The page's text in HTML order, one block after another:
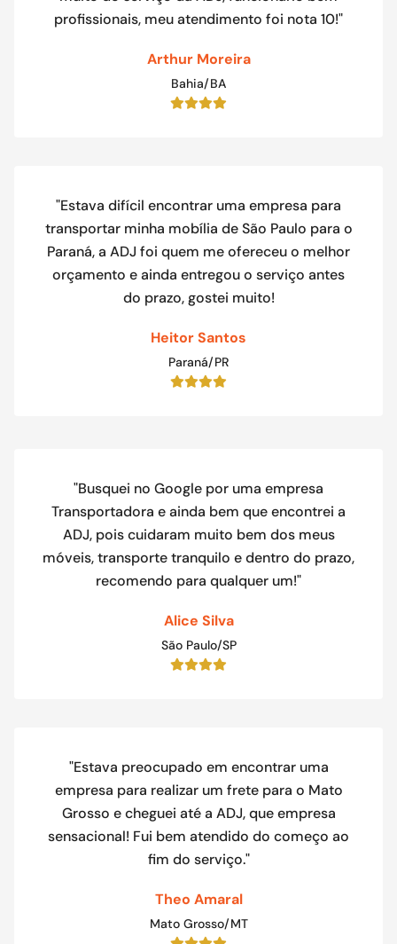
profissionais, meu atendimento foi nota 10!"
Arthur Moreira
Bahia/BA
"Estava difícil encontrar uma empresa para
transportar minha mobília de São Paulo para o
Paraná, a ADJ foi quem me ofereceu o melhor
orçamento e ainda entregou o serviço antes
do prazo, gostei muito!
Heitor Santos
Paraná/PR
"Busquei no Google por uma empresa
Transportadora e ainda bem que encontrei a
ADJ, pois cuidaram muito bem dos meus
móveis, transporte tranquilo e dentro do prazo,
recomendo para qualquer um!"
Alice Silva
São Paulo/SP
"Estava preocupado em encontrar uma
empresa para realizar um frete para o Mato
Grosso e cheguei até a ADJ, que empresa
sensacional! Fui bem atendido do começo ao
fim do serviço."
Theo Amaral
Mato Grosso/MT